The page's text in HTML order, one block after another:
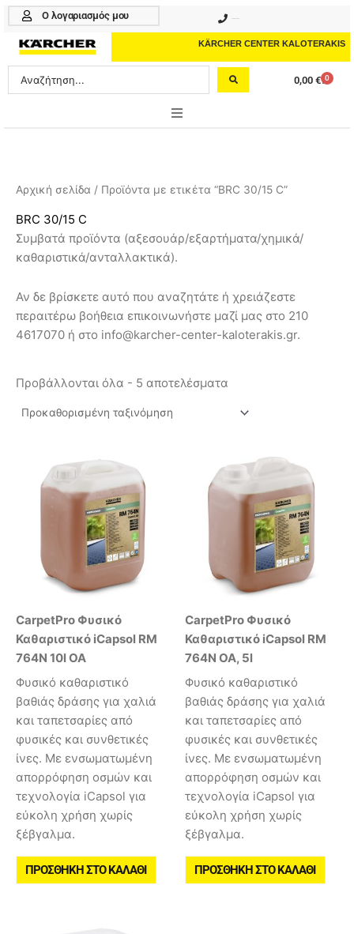
Μετάβαση
περιεχόμενο
Ο λογαριασμός μου
KÄRCHER CENTER KALOTERAKIS
Search
...
0,00 € 0
Cart
PROFESSIONAL
ΑΞΕΣΟΥΑΡ
ΥΠΗΡΕΣΙΕΣ-ΝΕΑ-ΛΥΣΕΙΣ
Αρχική σελίδα / Προϊόντα με ετικέτα “BRC 30/15 C”
BRC 30/15 C
Συμβατά προϊόντα (αξεσουάρ/εξαρτήματα/χημικά/
καθαριστικά/ανταλλακτικά).
Αν δε βρίσκετε αυτό που αναζητάτε ή χρειάζεστε
περαιτέρω βοήθεια επικοινωνήστε μαζί μας στο 210
4617070 ή στο info@karcher-center-kaloterakis.gr.
Προβάλλονται όλα - 5 αποτελέσματα
CarpetPro Φυσικό
Καθαριστικό iCapsol RM
764N 10l OA
Φυσικό καθαριστικό
βαθιάς δράσης για χαλιά
και ταπετσαρίες από
φυσικές και συνθετικές
ίνες. Με ενσωματωμένη
απορρόφηση οσμών και
τεχνολογία iCapsol για
εύκολη χρήση χωρίς
ξέβγαλμα.
ΠΡΟΣΘΉΚΗ ΣΤΟ ΚΑΛΆΘΙ
CarpetPro Φυσικό
Καθαριστικό iCapsol RM
764N OA, 5l
Φυσικό καθαριστικό
βαθιάς δράσης για χαλιά
και ταπετσαρίες από
φυσικές και συνθετικές
ίνες. Με ενσωματωμένη
απορρόφηση οσμών και
τεχνολογία iCapsol για
εύκολη χρήση χωρίς
ξέβγαλμα.
ΠΡΟΣΘΉΚΗ ΣΤΟ ΚΑΛΆΘΙ